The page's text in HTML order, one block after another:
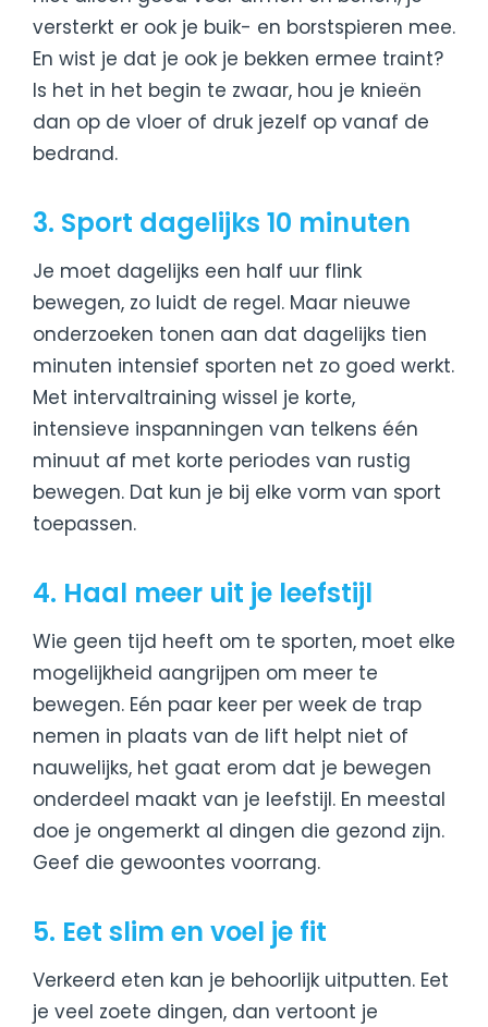
versterkt er ook je buik- en borstspieren mee.
En wist je dat je ook je bekken ermee traint?
Is het in het begin te zwaar, hou je knieën
dan op de vloer of druk jezelf op vanaf de
bedrand.
3. Sport dagelijks 10 minuten
Je moet dagelijks een half uur flink
bewegen, zo luidt de regel. Maar nieuwe
onderzoeken tonen aan dat dagelijks tien
minuten intensief sporten net zo goed werkt.
Met intervaltraining wissel je korte,
intensieve inspanningen van telkens één
minuut af met korte periodes van rustig
bewegen. Dat kun je bij elke vorm van sport
toepassen.
4. Haal meer uit je leefstijl
Wie geen tijd heeft om te sporten, moet elke
mogelijkheid aangrijpen om meer te
bewegen. Eén paar keer per week de trap
nemen in plaats van de lift helpt niet of
nauwelijks, het gaat erom dat je bewegen
onderdeel maakt van je leefstijl. En meestal
doe je ongemerkt al dingen die gezond zijn.
Geef die gewoontes voorrang.
5. Eet slim en voel je fit
Verkeerd eten kan je behoorlijk uitputten. Eet
je veel zoete dingen, dan vertoont je